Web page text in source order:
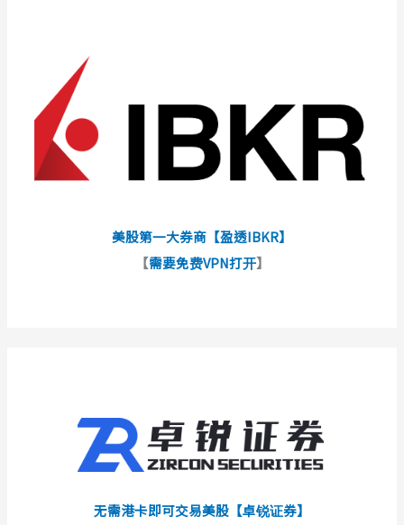
美股第一大券商【盈透IBKR】
【需要免费VPN打开】
无需港卡即可交易美股【卓锐证券】